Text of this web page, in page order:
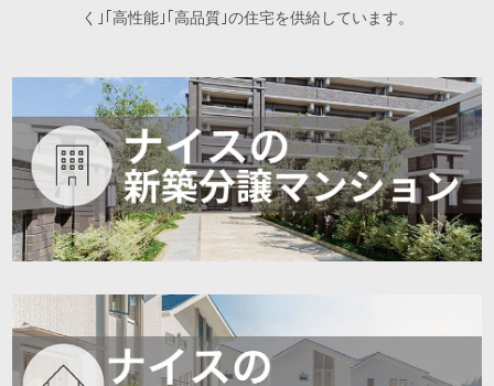
く｣｢高性能｣｢高品質｣の住宅を供給しています。